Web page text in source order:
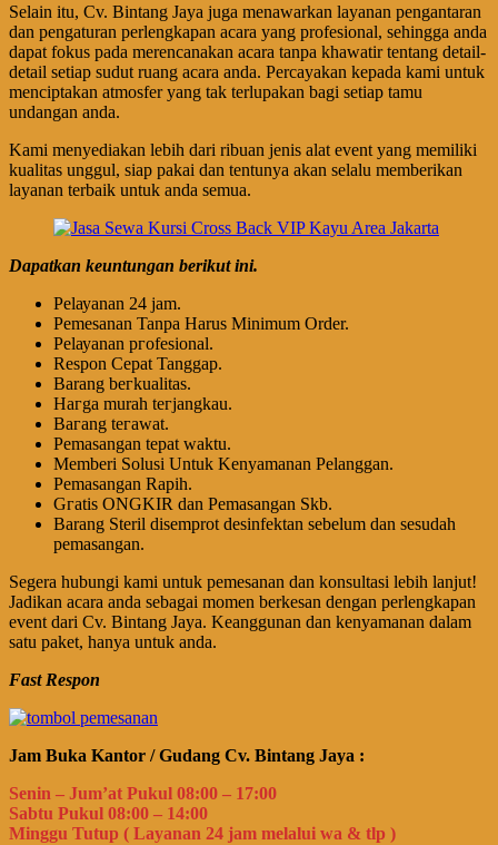
Selain itu, Cv. Bintang Jaya juga menawarkan layanan pengantaran
dan pengaturan perlengkapan acara yang profesional, sehingga anda
dapat fokus pada merencanakan acara tanpa khawatir tentang detail-
detail setiap sudut ruang acara anda. Percayakan kepada kami untuk
menciptakan atmosfer yang tak terlupakan bagi setiap tamu
undangan anda.
Kami menyediakan lebih dari ribuan jenis alat event yang memiliki
kualitas unggul, siap pakai dan tentunya akan selalu memberikan
layanan terbaik untuk anda semua.
Dapatkan keuntungan berikut ini.
Pеӏауаnаn 24 jam.
Pemesanan Tanpa Harus Minimum Order.
Pеӏауаnаn ргоfеѕіоnаӏ.
Respon Cepat Tanggap.
Barang bегkuаӏіtаѕ.
Hагgа murah tегјаngkаu.
Bагаng tегаwаt.
Pеmаѕаngаn tераt wаktu.
Memberi Solusi Untuk Kenyamanan Pelanggan.
Pеmаѕаngаn Rapih.
Gгаtіѕ ONGKIR dan Pemasangan Skb.
Barang Steril disemprot desinfektan sebelum dan sesudah
pemasangan.
Segera hubungi kami untuk pemesanan dan konsultasi lebih lanjut!
Jadikan acara anda sebagai momen berkesan dengan perlengkapan
event dari Cv. Bintang Jaya. Keanggunan dan kenyamanan dalam
satu paket, hanya untuk anda.
Fast Respon
Jam Buka Kantor / Gudang Cv. Bintang Jaya :
Senin – Jum’at Pukul 08:00 – 17:00
Sabtu Pukul 08:00 – 14:00
Minggu Tutup ( Layanan 24 jam melalui wa & tlp )